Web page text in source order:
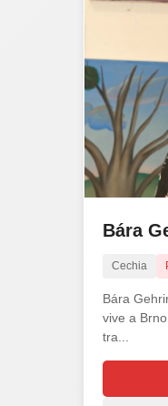
Bára
Cechia
Bára
vive a
tra...